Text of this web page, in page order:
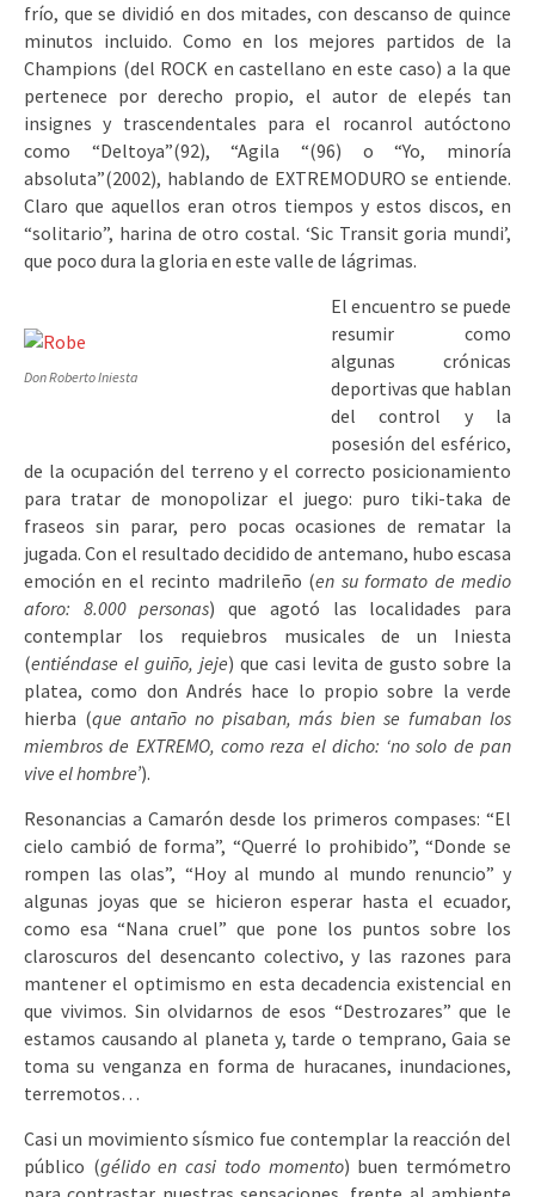
frío, que se dividió en dos mitades, con descanso de quince
minutos incluido. Como en los mejores partidos de la
Champions (del ROCK en castellano en este caso) a la que
pertenece por derecho propio, el autor de elepés tan
insignes y trascendentales para el rocanrol autóctono
como “Deltoya”(92), “Agila “(96) o “Yo, minoría
absoluta”(2002), hablando de EXTREMODURO se entiende.
Claro que aquellos eran otros tiempos y estos discos, en
“solitario”, harina de otro costal. ‘Sic Transit goria mundi’,
que poco dura la gloria en este valle de lágrimas.
Don Roberto Iniesta
El encuentro se puede
resumir como
algunas crónicas
deportivas que hablan
del control y la
posesión del esférico,
de la ocupación del terreno y el correcto posicionamiento
para tratar de monopolizar el juego: puro tiki-taka de
fraseos sin parar, pero pocas ocasiones de rematar la
jugada. Con el resultado decidido de antemano, hubo escasa
emoción en el recinto madrileño (en su formato de medio
aforo: 8.000 personas) que agotó las localidades para
contemplar los requiebros musicales de un Iniesta
(entiéndase el guiño, jeje) que casi levita de gusto sobre la
platea, como don Andrés hace lo propio sobre la verde
hierba (que antaño no pisaban, más bien se fumaban los
miembros de EXTREMO, como reza el dicho: ‘no solo de pan
vive el hombre’).
Resonancias a Camarón desde los primeros compases: “El
cielo cambió de forma”, “Querré lo prohibido”, “Donde se
rompen las olas”, “Hoy al mundo al mundo renuncio” y
algunas joyas que se hicieron esperar hasta el ecuador,
como esa “Nana cruel” que pone los puntos sobre los
claroscuros del desencanto colectivo, y las razones para
mantener el optimismo en esta decadencia existencial en
que vivimos. Sin olvidarnos de esos “Destrozares” que le
estamos causando al planeta y, tarde o temprano, Gaia se
toma su venganza en forma de huracanes, inundaciones,
terremotos…
Casi un movimiento sísmico fue contemplar la reacción del
público (gélido en casi todo momento) buen termómetro